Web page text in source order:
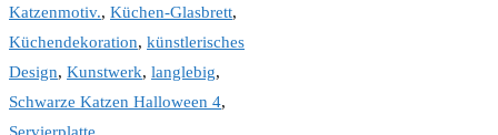
Katzenmotiv., Küchen-Glasbrett,
Küchendekoration, künstlerisches
Design, Kunstwerk, langlebig,
Schwarze Katzen Halloween 4,